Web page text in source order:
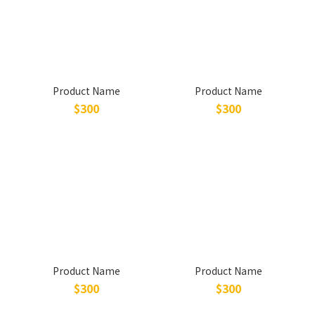
Product Name
$300
Product Name
$300
Product Name
$300
Product Name
$300